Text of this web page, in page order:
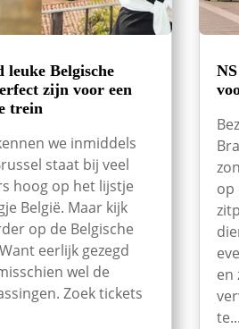
leuke Belgische
zijn voor een
trein
we inmiddels
staat bij veel
hoog op het lijstje
België. Maar kijk
op de Belgische
eerlijk gezegd
wel de
Zoek tickets
op
en
te...